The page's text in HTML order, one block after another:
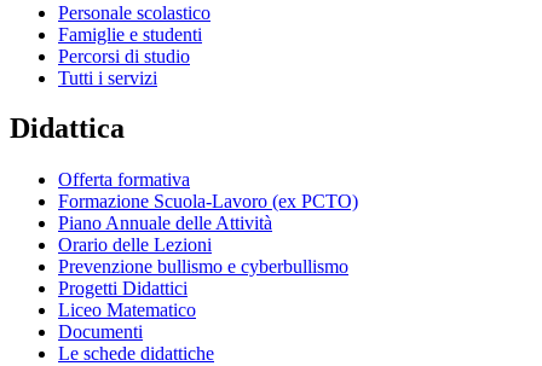
Personale scolastico
Famiglie e studenti
Percorsi di studio
Tutti i servizi
Didattica
Offerta formativa
Formazione Scuola-Lavoro (ex PCTO)
Piano Annuale delle Attività
Orario delle Lezioni
Prevenzione bullismo e cyberbullismo
Progetti Didattici
Liceo Matematico
Documenti
Le schede didattiche